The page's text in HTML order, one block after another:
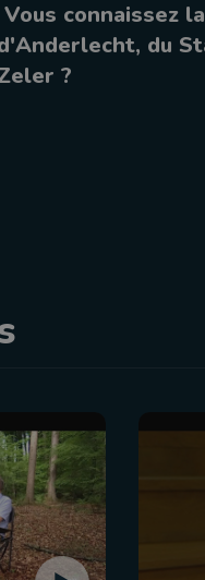
connaissez
du
?